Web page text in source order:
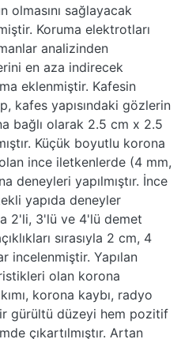
olmasını sağlayacak
Koruma elektrotları
analizinden
en aza indirecek
eklenmiştir. Kafesin
kafes yapısındaki gözlerin
bağlı olarak 2.5 cm x 2.5
Küçük boyutlu korona
ince iletkenlerde (4 mm,
deneyleri yapılmıştır. İnce
yapıda deneyler
2'li, 3'lü ve 4'lü demet
sırasıyla 2 cm, 4
incelenmiştir. Yapılan
olan korona
korona kaybı, radyo
gürültü düzeyi hem pozitif
çıkartılmıştır. Artan